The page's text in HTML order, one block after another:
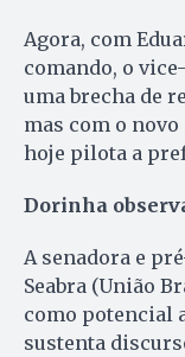
Agora, com
comando, o
uma brecha de
mas com o
hoje pilota a
Dorinha
A senadora e
Seabra (União
como potencial
sustenta